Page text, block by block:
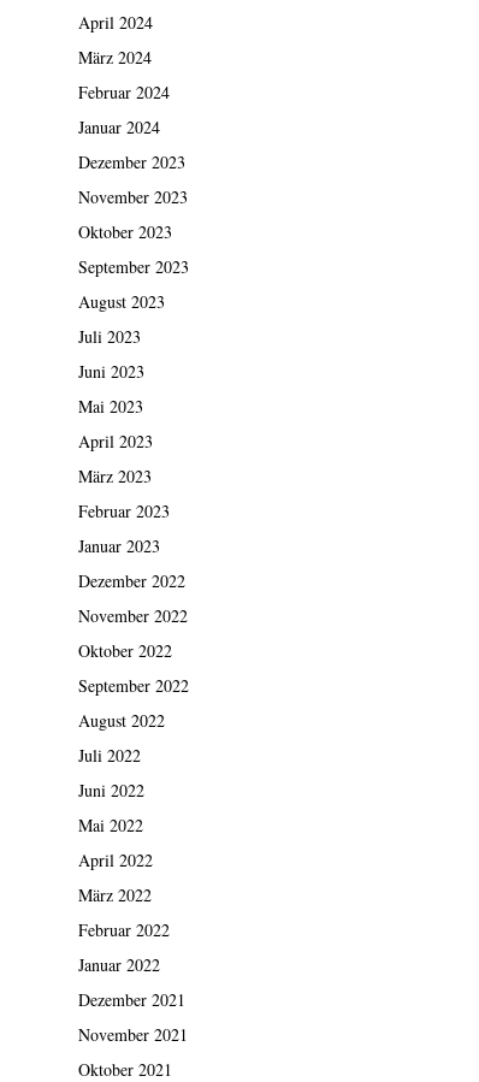
April 2024
März 2024
Februar 2024
Januar 2024
Dezember 2023
November 2023
Oktober 2023
September 2023
August 2023
Juli 2023
Juni 2023
Mai 2023
April 2023
März 2023
Februar 2023
Januar 2023
Dezember 2022
November 2022
Oktober 2022
September 2022
August 2022
Juli 2022
Juni 2022
Mai 2022
April 2022
März 2022
Februar 2022
Januar 2022
Dezember 2021
November 2021
Oktober 2021